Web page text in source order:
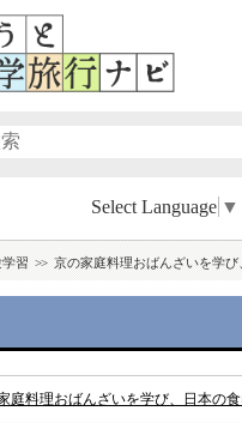
Select Language ▼
習 京の家庭料理おばんざいを学
庭料理おばんざいを学び、日本の